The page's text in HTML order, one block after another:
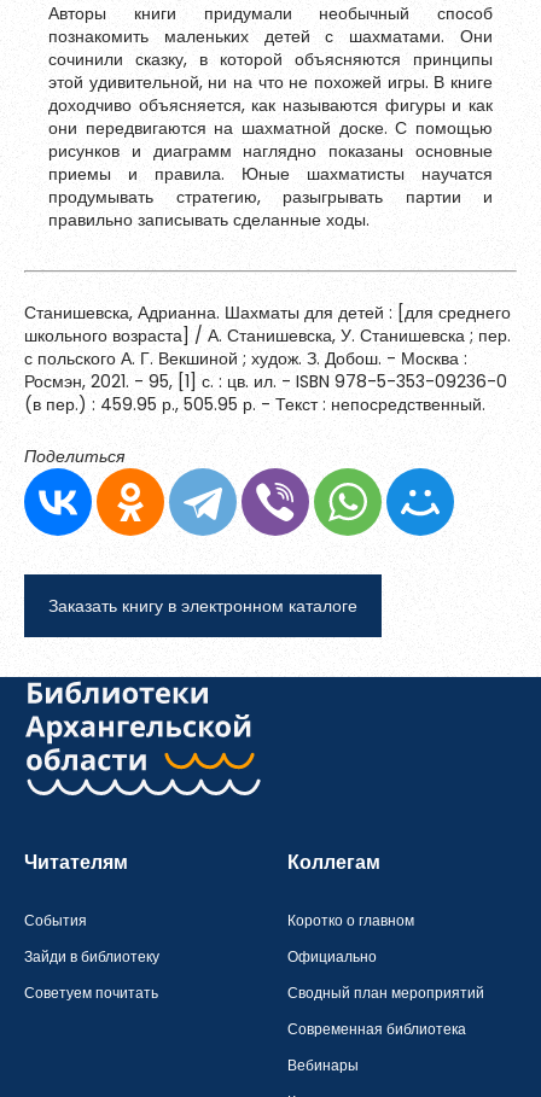
Авторы книги придумали необычный способ
познакомить маленьких детей с шахматами. Они
сочинили сказку, в которой объясняются принципы
этой удивительной, ни на что не похожей игры. В книге
доходчиво объясняется, как называются фигуры и как
они передвигаются на шахматной доске. С помощью
рисунков и диаграмм наглядно показаны основные
приемы и правила. Юные шахматисты научатся
продумывать стратегию, разыгрывать партии и
правильно записывать сделанные ходы.
Станишевска, Адрианна. Шахматы для детей : [для среднего
школьного возраста] / А. Станишевска, У. Станишевска ; пер.
с польского А. Г. Векшиной ; худож. З. Добош. - Москва :
Росмэн, 2021. - 95, [1] с. : цв. ил. - ISBN 978-5-353-09236-0
(в пер.) : 459.95 р., 505.95 р. - Текст : непосредственный.
Поделиться
Заказать книгу в электронном каталоге
Читателям
События
Зайди в библиотеку
Советуем почитать
Коллегам
Коротко о главном
Официально
Сводный план мероприятий
Современная библиотека
Вебинары
Обновить
Я согласен на обработкуперсональных данных
Я согласен справилами использования материалов,
размещённых на портале.
Уже зарегистрированы?Войти